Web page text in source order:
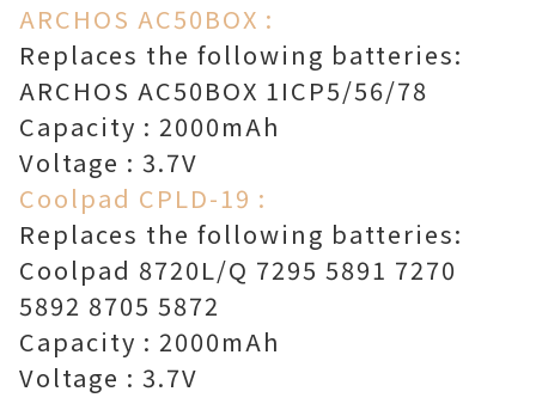
ARCHOS AC50BOX :
Replaces the following batteries:
ARCHOS AC50BOX 1ICP5/56/78
Capacity : 2000mAh
Voltage : 3.7V
Coolpad CPLD-19 :
Replaces the following batteries:
Coolpad 8720L/Q 7295 5891 7270
5892 8705 5872
Capacity : 2000mAh
Voltage : 3.7V